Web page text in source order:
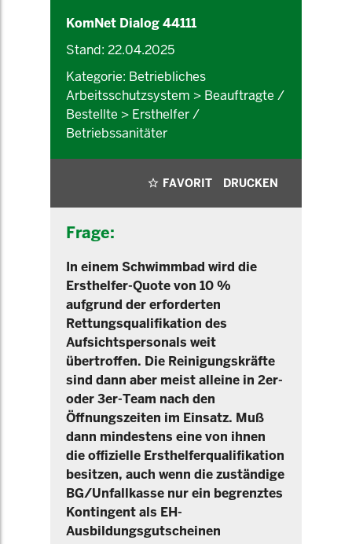
KomNet Dialog 44111
Stand: 22.04.2025
Kategorie: Betriebliches
Arbeitsschutzsystem > Beauftragte /
Bestellte > Ersthelfer /
Betriebssanitäter
FAVORIT DRUCKEN
Frage:
In einem Schwimmbad wird die
Ersthelfer-Quote von 10 %
aufgrund der erforderten
Rettungsqualifikation des
Aufsichtspersonals weit
übertroffen. Die Reinigungskräfte
sind dann aber meist alleine in 2er-
oder 3er-Team nach den
Öffnungszeiten im Einsatz. Muß
dann mindestens eine von ihnen
die offizielle Ersthelferqualifikation
besitzen, auch wenn die zuständige
BG/Unfallkasse nur ein begrenztes
Kontingent als EH-
Ausbildungsgutscheinen